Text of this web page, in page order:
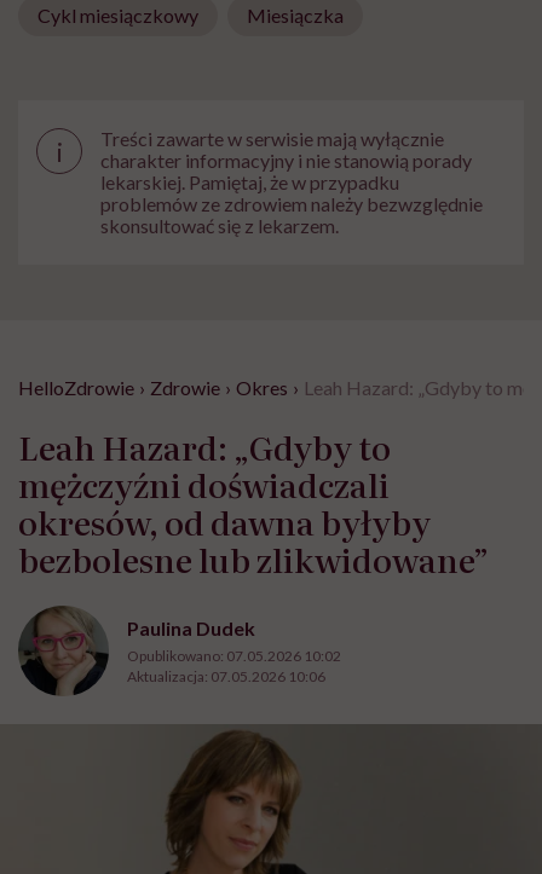
Cykl miesiączkowy Miesiączka
i
Treści zawarte w serwisie mają wyłącznie
charakter informacyjny i nie stanowią porady
lekarskiej. Pamiętaj, że w przypadku
problemów ze zdrowiem należy bezwzględnie
skonsultować się z lekarzem.
HelloZdrowie › Zdrowie › Okres › Leah Hazard: „Gdyby to
Leah Hazard: „Gdyby to
mężczyźni doświadczali
okresów, od dawna byłyby
bezbolesne lub zlikwidowane”
Paulina Dudek
Opublikowano: 07.05.2026 10:02
Aktualizacja: 07.05.2026 10:06